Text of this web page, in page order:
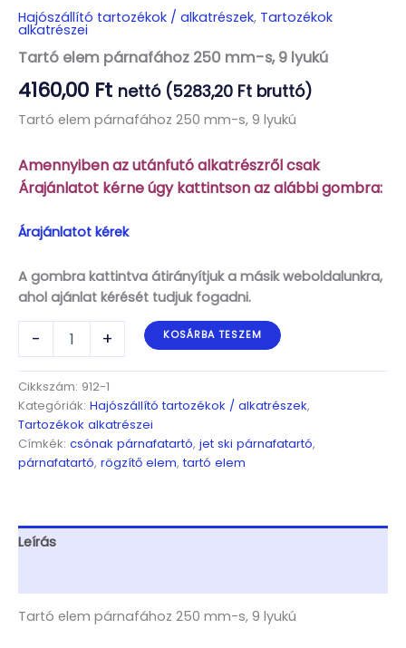
Hajószállító tartozékok / alkatrészek, Tartozékok
alkatrészei
Tartó elem párnafához 250 mm-s, 9 lyukú
4160,00 Ft nettó (5283,20 Ft bruttó)
Tartó elem párnafához 250 mm-s, 9 lyukú
Amennyiben az utánfutó alkatrészről csak
Árajánlatot kérne úgy kattintson az alábbi gombra:
Árajánlatot kérek
A gombra kattintva átirányítjuk a másik weboldalunkra,
ahol ajánlat kérését tudjuk fogadni.
-
250
mm-
s,
9
lyukú
mennyiség
+ KOSÁRBA TESZEM
Cikkszám: 912-1
Kategóriák: Hajószállító tartozékok / alkatrészek,
Tartozékok alkatrészei
Címkék: csónak párnafatartó, jet ski párnafatartó,
párnafatartó, rögzítő elem,tartó elem
Leírás
Tartó elem párnafához 250 mm-s, 9 lyukú